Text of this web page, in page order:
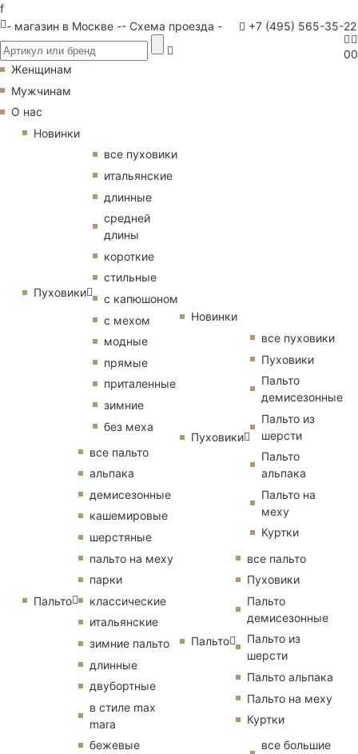
f
- магазин в Москве -- Схема проезда - +7 (495) 565-35-22
00
Женщинам
Мужчинам
О нас
Новинки
Пуховики
все пуховики
итальянские
длинные
средней
длины
короткие
стильные
с капюшоном
с мехом
модные
прямые
приталенные
зимние
без меха
Пальто
все пальто
альпака
демисезонные
кашемировые
шерстяные
пальто на меху
парки
классические
итальянские
зимние пальто
длинные
двубортные
в стиле max
mara
бежевые
Новинки
Пуховики
все пуховики
Пуховики
Пальто
демисезонные
Пальто из
шерсти
Пальто
альпака
Пальто на
меху
Куртки
Пальто
все пальто
Пуховики
Пальто
демисезонные
Пальто из
шерсти
Пальто альпака
Пальто на меху
Куртки
все большие